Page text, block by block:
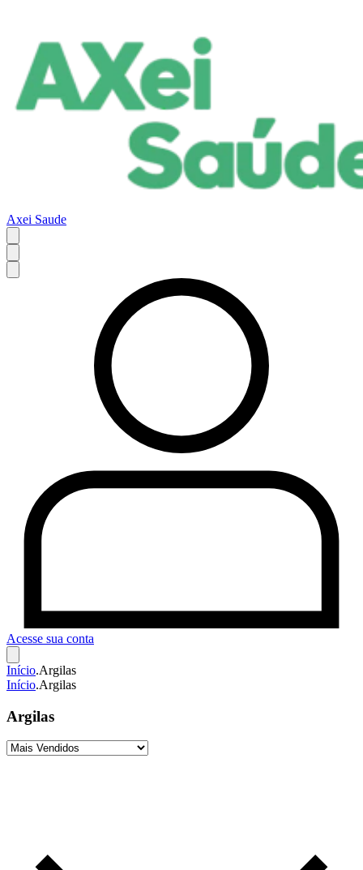
Axei Saude
Acesse sua conta
Início.Argilas
Início.Argilas
Argilas